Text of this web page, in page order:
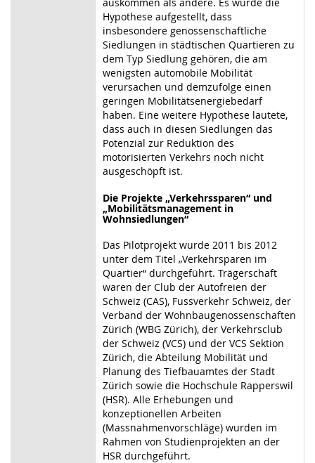
Hypothese aufgestellt, dass
insbesondere genossenschaftliche
Siedlungen in städtischen Quartieren zu
dem Typ Siedlung gehören, die am
wenigsten automobile Mobilität
verursachen und demzufolge einen
geringen Mobilitätsenergiebedarf
haben. Eine weitere Hypothese lautete,
dass auch in diesen Siedlungen das
Potenzial zur Reduktion des
motorisierten Verkehrs noch nicht
ausgeschöpft ist.
Die Projekte „Verkehrssparen“ und
„Mobilitätsmanagement in
Wohnsiedlungen“
Das Pilotprojekt wurde 2011 bis 2012
unter dem Titel „Verkehrsparen im
Quartier“ durchgeführt. Trägerschaft
waren der Club der Autofreien der
Schweiz (CAS), Fussverkehr Schweiz, der
Verband der Wohnbaugenossenschaften
Zürich (WBG Zürich), der Verkehrsclub
der Schweiz (VCS) und der VCS Sektion
Zürich, die Abteilung Mobilität und
Planung des Tiefbauamtes der Stadt
Zürich sowie die Hochschule Rapperswil
(HSR). Alle Erhebungen und
konzeptionellen Arbeiten
(Massnahmenvorschläge) wurden im
Rahmen von Studienprojekten an der
HSR durchgeführt.